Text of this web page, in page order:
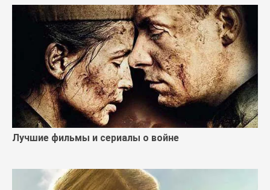
Лучшие фильмы и сериалы о войне